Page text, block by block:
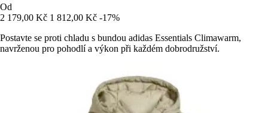
Od
2 179,00 Kč 1 812,00 Kč -17%
Postavte se proti chladu s bundou adidas Essentials Climawarm,
navrženou pro pohodlí a výkon při každém dobrodružství.